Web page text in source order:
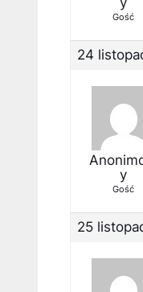
Gość
24
y
Gość
25